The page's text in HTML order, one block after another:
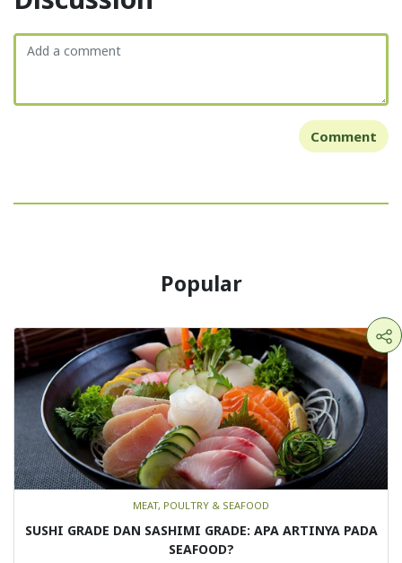
Comment
Popular
MEAT, POULTRY & SEAFOOD
SUSHI GRADE DAN SASHIMI GRADE: APA ARTINYA PADA
SEAFOOD?